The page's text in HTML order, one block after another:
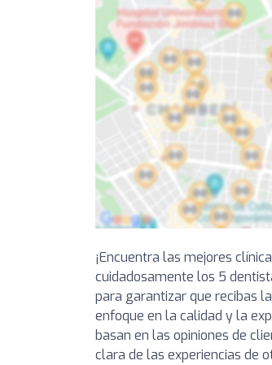
¡Encuentra las mejores
cuidadosamente los 5
para garantizar que recibas
enfoque en la calidad y la
basan en las opiniones de
clara de las experiencias de